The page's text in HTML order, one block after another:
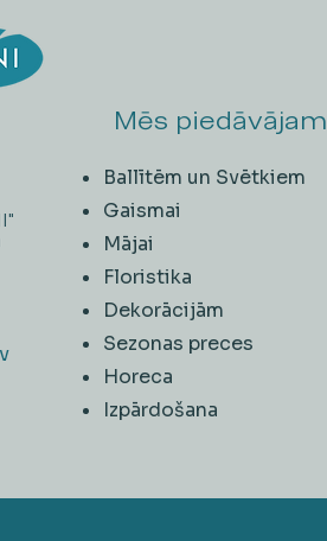
Mēs piedāvājam
Ballītēm un Svētkiem
Gaismai
Mājai
Floristika
Dekorācijām
Sezonas preces
Horeca
​Izpārdošana